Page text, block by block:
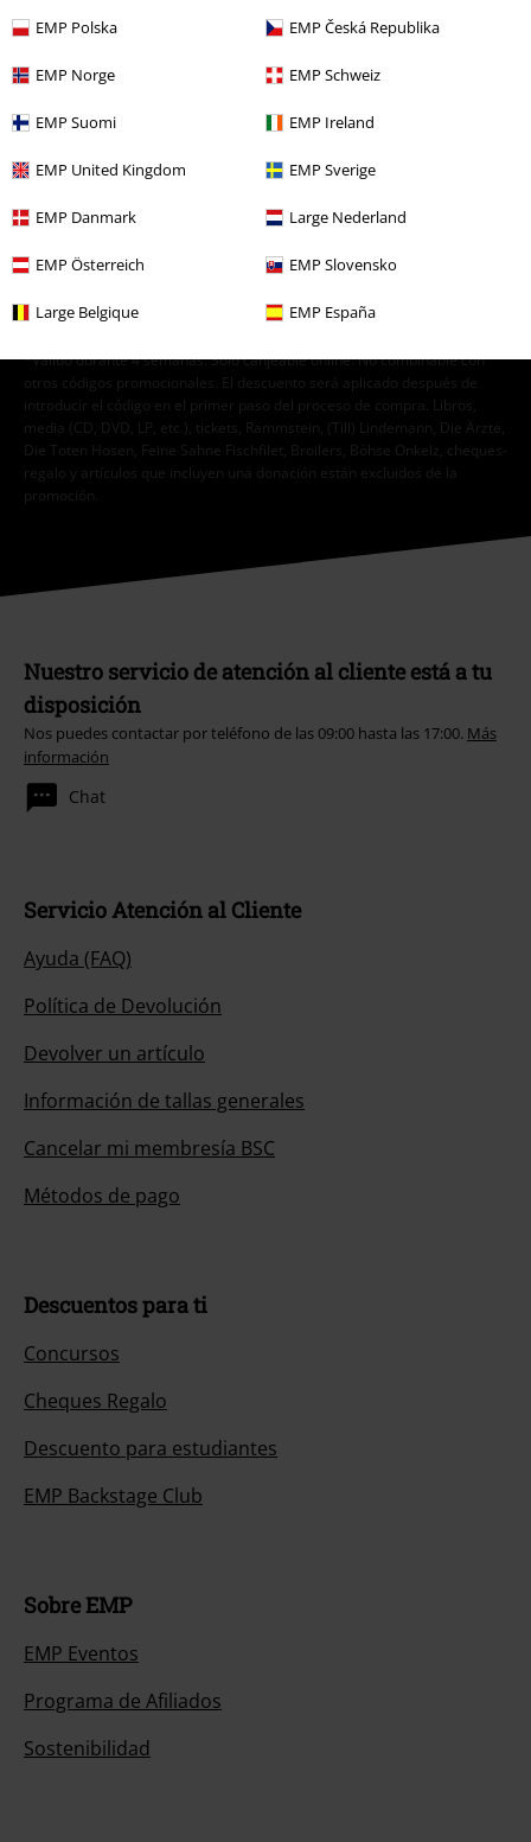
EMP Polska EMP Česká Republika
EMP Norge EMP Schweiz
EMP Suomi EMP Ireland
EMP United Kingdom EMP Sverige
EMP Danmark Large Nederland
EMP Österreich EMP Slovensko
Large Belgique EMP España
Doy mi consentimiento para recibir la newsletter de EMP y acepto que
E.M.P. Merchandising Handelsgesellschaft mbH procese mis datos
personales con el fin de informarme de manera personalizada y regular
sobre su oferta. El tratamiento de mis datos personales se llevará a cabo
de acuerdo con lo establecido en la
Política de Privacidad
baja presente en cada newsletter.
Suscripción
*Válido durante 4 semanas. Solo canjeable online. No combinable con
otros códigos promocionales. El descuento será aplicado después de
introducir el código en el primer paso del proceso de compra. Libros,
media (CD, DVD, LP, etc.), tickets, Rammstein, (Till) Lindemann, Die Ärzte,
Die Toten Hosen, Feine Sahne Fischfilet, Broilers, Böhse Onkelz, cheques-
regalo y artículos que incluyen una donación están excluidos de la
promoción.
Nuestro servicio de atención al cliente está a tu
disposición
Nos puedes contactar por teléfono de las 09:00 hasta las 17:00. Más
información
Chat
Servicio Atención al Cliente
Ayuda (FAQ)
Política de Devolución
Devolver un artículo
Información de tallas generales
Cancelar mi membresía BSC
Métodos de pago
Descuentos para ti
Concursos
Cheques Regalo
Descuento para estudiantes
EMP Backstage Club
Sobre EMP
EMP Eventos
Programa de Afiliados
Sostenibilidad